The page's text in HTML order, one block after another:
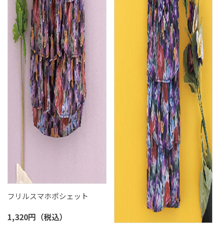
フリルスマホポシェット
1,320円（税込）